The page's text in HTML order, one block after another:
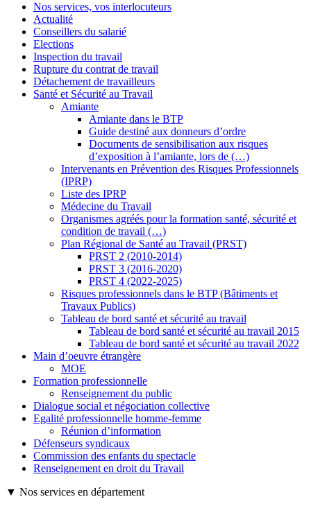
Nos services, vos interlocuteurs
Actualité
Conseillers du salarié
Elections
Inspection du travail
Rupture du contrat de travail
Détachement de travailleurs
Santé et Sécurité au Travail
Amiante
Amiante dans le BTP
Guide destiné aux donneurs d’ordre
Documents de sensibilisation aux risques
d’exposition à l’amiante, lors de (…)
Intervenants en Prévention des Risques Professionnels
(IPRP)
Liste des IPRP
Médecine du Travail
Organismes agréés pour la formation santé, sécurité et
condition de travail (…)
Plan Régional de Santé au Travail (PRST)
PRST 2 (2010-2014)
PRST 3 (2016-2020)
PRST 4 (2022-2025)
Risques professionnels dans le BTP (Bâtiments et
Travaux Publics)
Tableau de bord santé et sécurité au travail
Tableau de bord santé et sécurité au travail 2015
Tableau de bord santé et sécurité au travail 2022
Main d’oeuvre étrangère
MOE
Formation professionnelle
Renseignement du public
Dialogue social et négociation collective
Egalité professionnelle homme-femme
Réunion d’information
Défenseurs syndicaux
Commission des enfants du spectacle
Renseignement en droit du Travail
▼ Nos services en département